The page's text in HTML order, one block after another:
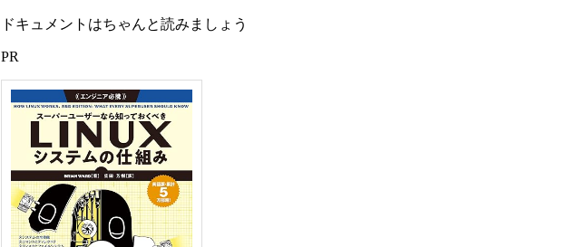
ドキュメントはちゃんと読みましょう
PR